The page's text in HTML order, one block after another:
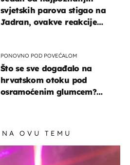
svjetskih parova stigao na
Jadran, ovakve reakcije
PONOVNO POD POVEĆALOM
Što se sve događalo na
hrvatskom otoku pod
osramoćenim glumcem?
NA OVU TEMU